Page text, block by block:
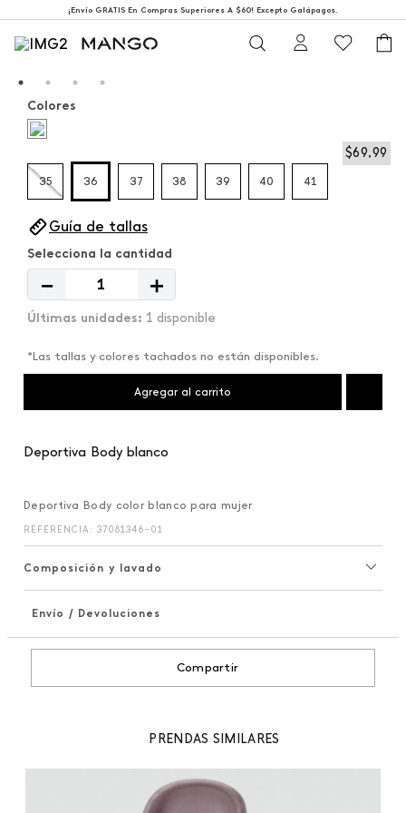
¡Envío GRATIS En Compras Superiores A $60! Excepto Galápagos.
$69,99
Colores
35 36 37 38 39 40 41
Guía de tallas
＋
－
1 disponible
*Las tallas y colores tachados no están disponibles.
Agregar al carrito
Deportiva Body blanco
Deportiva Body color blanco para mujer
REFERENCIA : 37081346-01
Composición y lavado
Envío / Devoluciones
Compartir
PRENDAS SIMILARES